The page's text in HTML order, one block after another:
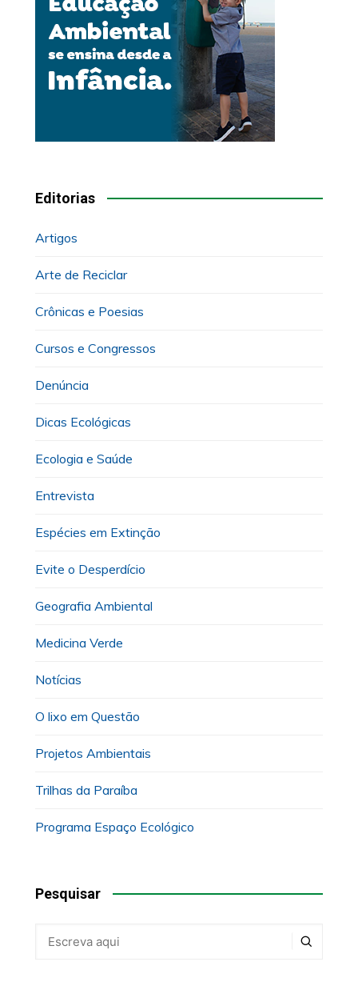
Editorias
Artigos
Arte de Reciclar
Crônicas e Poesias
Cursos e Congressos
Denúncia
Dicas Ecológicas
Ecologia e Saúde
Entrevista
Espécies em Extinção
Evite o Desperdício
Geografia Ambiental
Medicina Verde
Notícias
O lixo em Questão
Projetos Ambientais
Trilhas da Paraíba
Programa Espaço Ecológico
Pesquisar